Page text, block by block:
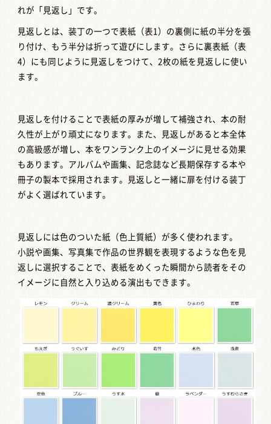
れが「見返し」です。
見返しとは、装丁の一つで表紙（表1）の裏側に紙の半分を張
り付け、もう半分は折って遊びにします。さらに裏表紙（表
4）にも同じように見返しをつけて、2枚の紙を見返しに使い
ます。
見返しを付けることで表紙の厚みが増して補強され、本の耐
久性が上がり頑丈になります。また、見返しがあると本全体
の高級感が増し、本をワンランク上のイメージに見せる効果
もあります。アルバムや画集、記念誌など長期保存する本や
冊子の製本で採用されます。見返しと一緒に扉を付ける装丁
がよく選ばれています。
見返しには色のついた紙（色上質紙）が多く使われます。
小説や画集、写真集で作品の世界観を表現するような色を見
返しに選択することで、表紙をめくった瞬間から読者をその
イメージに自然と入り込める演出もできます。